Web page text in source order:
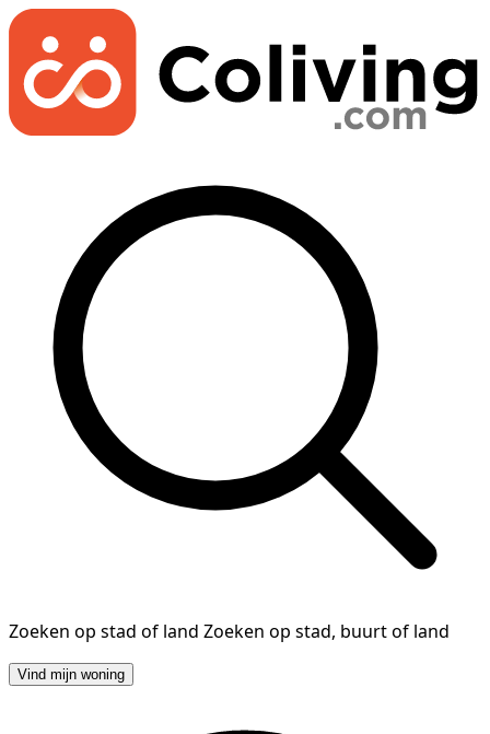
Zoeken op stad of land Zoeken op stad, buurt of land
Vind mijn woning